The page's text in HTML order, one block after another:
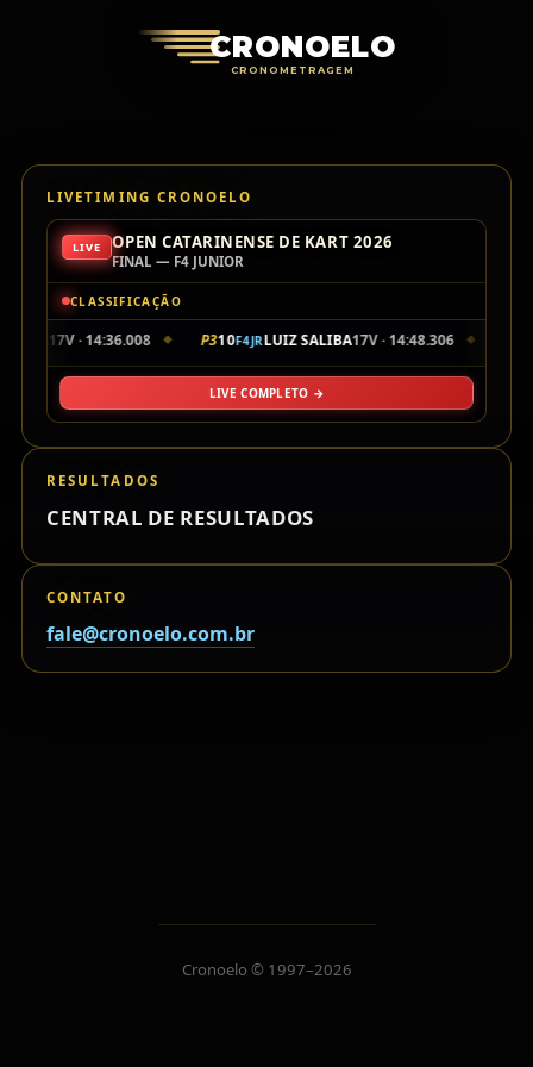
CRONOELO
CRONOMETRAGEM
LIVETIMING CRONOELO
LIVE OPEN CATARINENSE DE KART 2026
FINAL — F4 JUNIOR
CLASSIFICAÇÃO
17V · 14:36.008 ◆ P310F4JRLUIZ SALIBA17V · 14:48.306 ◆
LIVE COMPLETO →
RESULTADOS
CENTRAL DE RESULTADOS
CONTATO
fale@cronoelo.com.br
Cronoelo © 1997–2026